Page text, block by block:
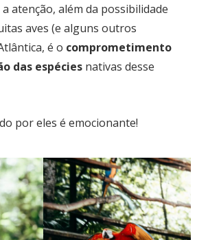
atenção, além da possibilidade
aves (e alguns outros
é o comprometimento
das espécies nativas desse
por eles é emocionante!